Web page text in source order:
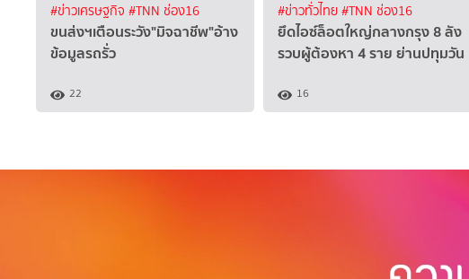
#ข่าวเศรษฐกิจ #TNN ช่อง16
ขนส่งฯเตือนระวัง"มิจฉาชีพ"อ้าง
ข้อมูลรถรั่ว
22
#ข่าวทั่วไทย#TNN ช่อง16
ยึดไอซ์ล็อตใหญ่กลางกรุง 8 ลัง
รวบผู้ต้องหา 4 ราย ย่านปทุมวัน
16